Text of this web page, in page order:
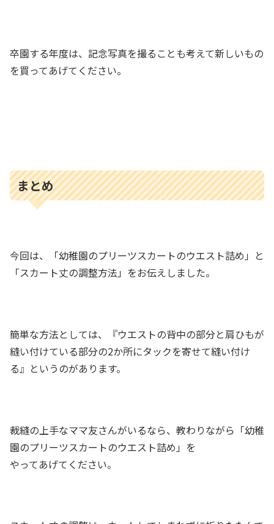
卒園する年度は、記念写真を撮ることも考えて新しいもの
を買ってあげてください。
まとめ
今回は、「幼稚園のプリーツスカートのウエスト詰め」と
「スカート丈の調整方法」をお伝えしました。
簡単な方法としては、『ウエストの背中の部分と肩ひもが
縫い付けている部分の2か所にタックを寄せて縫い付け
る』というのがあります。
裁縫の上手なママ友さんがいるなら、教わりながら「幼稚
園のプリーツスカートのウエスト詰め」を
やってあげてください。